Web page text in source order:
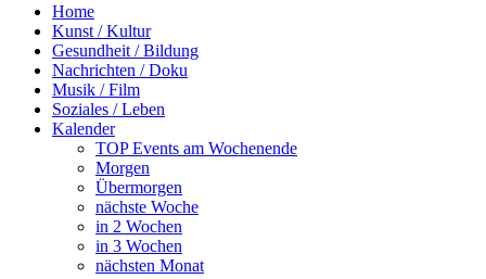
Home
Kunst / Kultur
Gesundheit / Bildung
Nachrichten / Doku
Musik / Film
Soziales / Leben
Kalender
TOP Events am Wochenende
Morgen
Übermorgen
nächste Woche
in 2 Wochen
in 3 Wochen
nächsten Monat